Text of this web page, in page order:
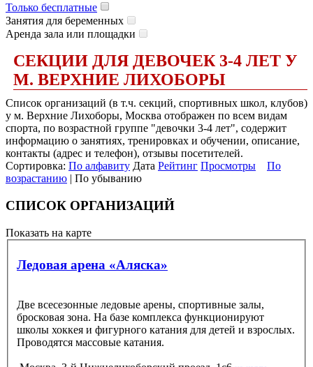
Только бесплатные
Занятия для беременных
Аренда зала или площадки
СЕКЦИИ ДЛЯ ДЕВОЧЕК 3-4 ЛЕТ У
М. ВЕРХНИЕ ЛИХОБОРЫ
Список организаций (в т.ч. секций, спортивных школ, клубов)
у м. Верхние Лихоборы, Москва отображен по всем видам
спорта, по возрастной группе "девочки 3-4 лет", содержит
информацию о занятиях, тренировках и обучении, описание,
контакты (адрес и телефон), отзывы посетителей.
Сортировка: По алфавиту Дата Рейтинг Просмотры
По
возрастанию | По убыванию
СПИСОК ОРГАНИЗАЦИЙ
Показать на карте
Ледовая арена «Аляска»
Две всесезонные ледовые арены, спортивные залы,
бросковая зона. На базе комплекса функционируют
школы хоккея и фигурного катания для детей и взрослых.
Проводятся массовые катания.